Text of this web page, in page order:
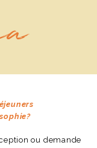
ou demande